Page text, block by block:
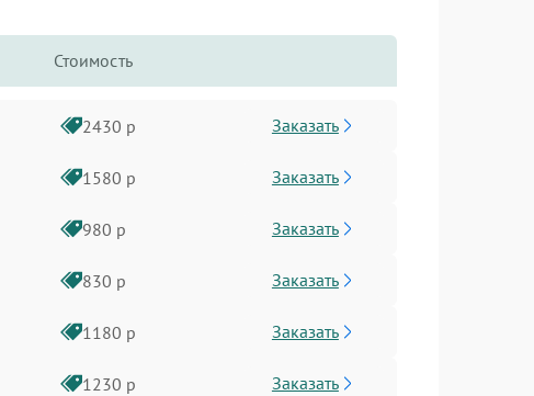
Стоимость
2430 р Заказать
1580 р Заказать
980 р Заказать
830 р Заказать
1180 р Заказать
1230 р Заказать